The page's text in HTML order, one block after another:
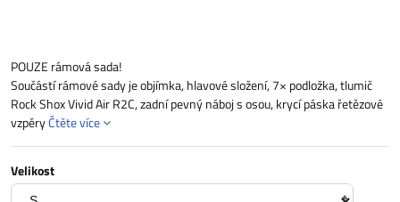
POUZE rámová sada!
Součástí rámové sady je objímka, hlavové složení, 7× podložka, tlumič
Rock Shox Vivid Air R2C, zadní pevný náboj s osou, krycí páska řetězové
vzpěryČtěte více
Velikost